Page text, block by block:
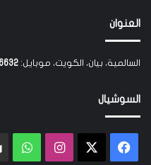
العنوان
السالمية، بيان، الكويت، موبايل:
السوشيال
فيسبوك انستقرام